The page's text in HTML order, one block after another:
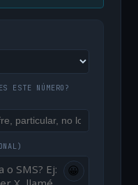
ESTE NÚMERO?
😀